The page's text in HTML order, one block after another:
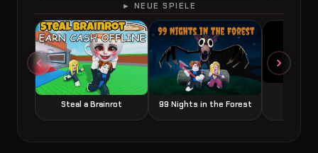
► NEUE SPIELE
Steal a Brainrot 99 Nights in the Forest